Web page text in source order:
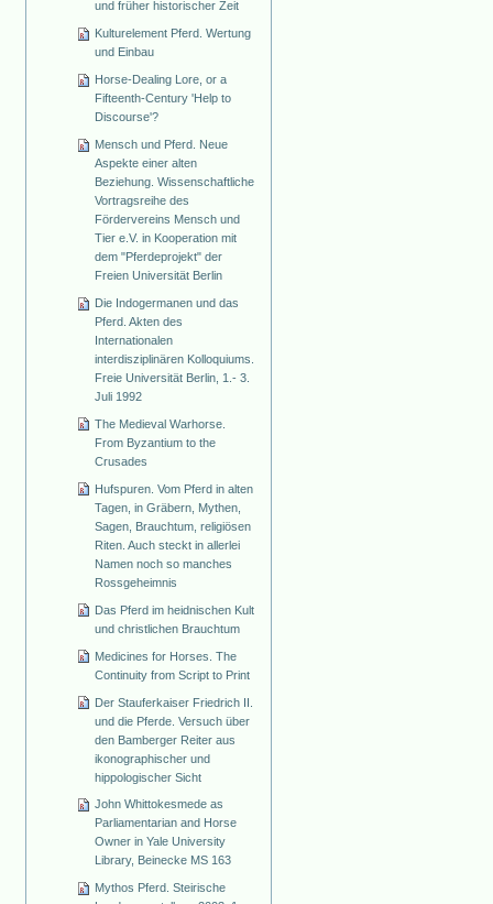
und früher historischer Zeit
Kulturelement Pferd. Wertung
und Einbau
Horse-Dealing Lore, or a
Fifteenth-Century 'Help to
Discourse'?
Mensch und Pferd. Neue
Aspekte einer alten
Beziehung. Wissenschaftliche
Vortragsreihe des
Fördervereins Mensch und
Tier e.V. in Kooperation mit
dem "Pferdeprojekt" der
Freien Universität Berlin
Die Indogermanen und das
Pferd. Akten des
Internationalen
interdisziplinären Kolloquiums.
Freie Universität Berlin, 1.- 3.
Juli 1992
The Medieval Warhorse.
From Byzantium to the
Crusades
Hufspuren. Vom Pferd in alten
Tagen, in Gräbern, Mythen,
Sagen, Brauchtum, religiösen
Riten. Auch steckt in allerlei
Namen noch so manches
Rossgeheimnis
Das Pferd im heidnischen Kult
und christlichen Brauchtum
Medicines for Horses. The
Continuity from Script to Print
Der Stauferkaiser Friedrich II.
und die Pferde. Versuch über
den Bamberger Reiter aus
ikonographischer und
hippologischer Sicht
John Whittokesmede as
Parliamentarian and Horse
Owner in Yale University
Library, Beinecke MS 163
Mythos Pferd. Steirische